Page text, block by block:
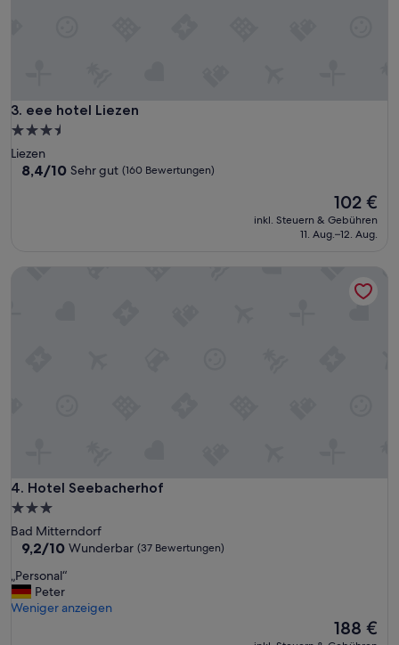
3. eee hotel Liezen
eee hotel Liezen
3.5-
Sterne-
Unterkunft
Liezen
8.4
Bewertungen)
8,4/10 Sehr gut (160 Bewertungen)
Der
Preis
beträgt
102 €
inkl. Steuern & Gebühren
11. Aug.–12. Aug.
4. Hotel Seebacherhof
Hotel Seebacherhof
3.0-
Sterne-
Unterkunft
Bad Mitterndorf
9.2
10,
Wunderbar,
(37
9,2/10 Wunderbar (37 Bewertungen)
„
P
e
„Personal“
Peter
Weniger anzeigen
Der
Preis
188 €